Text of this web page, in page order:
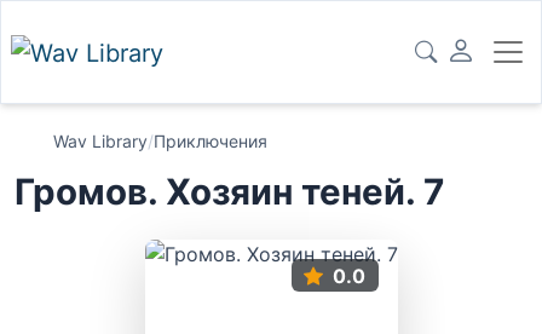
Wav Library/Приключения
Громов. Хозяин теней. 7
0.0